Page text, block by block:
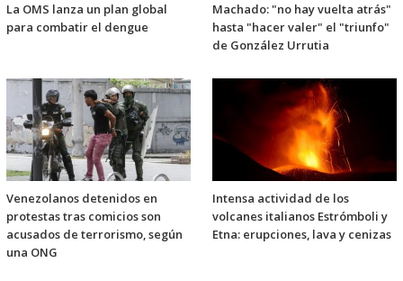
La OMS lanza un plan global
para combatir el dengue
Machado: "no hay vuelta atrás"
hasta "hacer valer" el "triunfo"
de González Urrutia
Venezolanos detenidos en
protestas tras comicios son
acusados de terrorismo, según
una ONG
Intensa actividad de los
volcanes italianos Estrómboli y
Etna: erupciones, lava y cenizas